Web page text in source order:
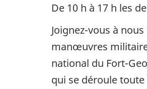
De 10 h à 17 h les
Joignez-vous à
manœuvres
national du Fort-
qui se déroule